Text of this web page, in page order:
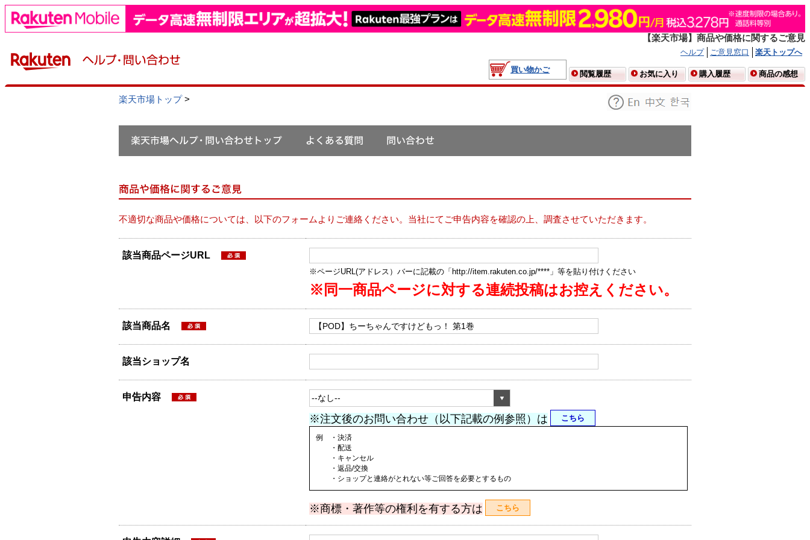
【楽天市場】商品や価格に関するご意見
ヘルプ ご意見窓口
楽天トップへ
買い物かご
閲覧履歴 お気に入り 購入履歴 商品の感想
楽天市場トップ>
不適切な商品や価格については、以下のフォームよりご連絡ください。当社にてご申告内容を確認の上、調査させていただきます。
該当商品ページURL
※ページURL(アドレス）バーに記載の「http://item.rakuten.co.jp/****」等を貼り付けください
※同一商品ページに対する連続投稿はお控えください。
該当商品名
該当ショップ名
申告内容
※注文後のお問い合わせ（以下記載の例参照）は こちら
例 ・決済
・配送
・キャンセル
・返品/交換
・ショップと連絡がとれない等ご回答を必要とするもの
※商標・著作等の権利を有する方は こちら